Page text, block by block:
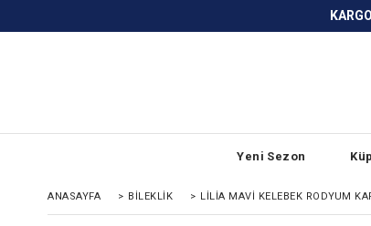
KARGO BEDAVA ve ANLAŞMALI
Yeni Sezon
ANASAYFA > BILEKLIK > LILIA MAVI KELEBEK RODYUM